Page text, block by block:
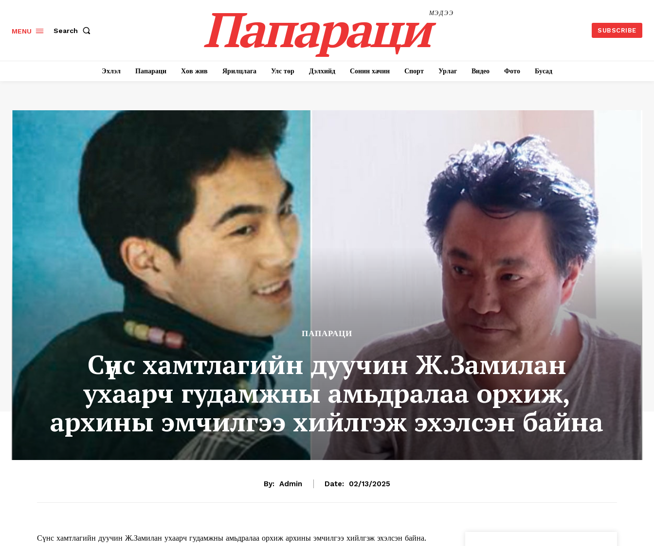
MENU Search ПапарациМЭДЭЭ
SUBSCRIBE
Эхлэл Папараци Хов жив Ярилцлага Улс төр Дэлхийд Сонин хачин Спорт Урлаг Видео Фото Бусад
ПАПАРАЦИ
Сүнс хамтлагийн дуучин Ж.Замилан
ухаарч гудамжны амьдралаа орхиж,
архины эмчилгээ хийлгэж эхэлсэн байна
By: Admin Date: 02/13/2025
Сүнс хамтлагийн дуучин Ж.Замилан ухаарч гудамжны амьдралаа орхиж архины эмчилгээ хийлгэж эхэлсэн байна.